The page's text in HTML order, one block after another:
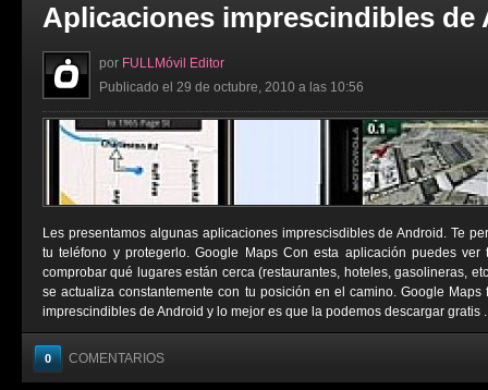
Aplicaciones imprescindibles de
por FULLMóvil Editor
Publicado el 29 de octubre, 2010 a las 10:56
Les presentamos algunas aplicaciones imprescisdibles de Android. Te
tu teléfono y protegerlo. Google Maps Con esta aplicación puedes
comprobar qué lugares están cerca (restaurantes, hoteles, gasolineras,
se actualiza constantemente con tu posición en el camino. Google
imprescindibles de Android y lo mejor es que la podemos descargar gratis
0 COMENTARIOS